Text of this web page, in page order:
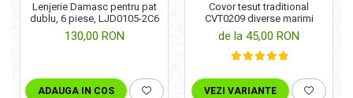
Lenjerie Damasc pentru pat
dublu, 6 piese, LJD0105-2C6
130,00 RON
ADAUGA IN COS
Covor tesut traditional
CVT0209 diverse marimi
de la 45,00 RON
VEZI VARIANTE